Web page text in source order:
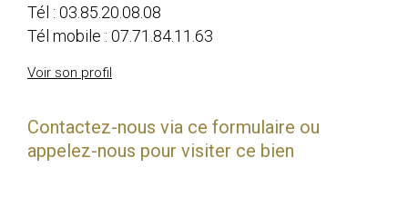
Tél : 03.85.20.08.08
Tél mobile : 07.71.84.11.63
Voir son profil
Contactez-nous via ce formulaire ou
appelez-nous pour visiter ce bien